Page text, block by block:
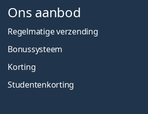
Ons aanbod
Regelmatige verzending
Bonussysteem
Korting
Studentenkorting